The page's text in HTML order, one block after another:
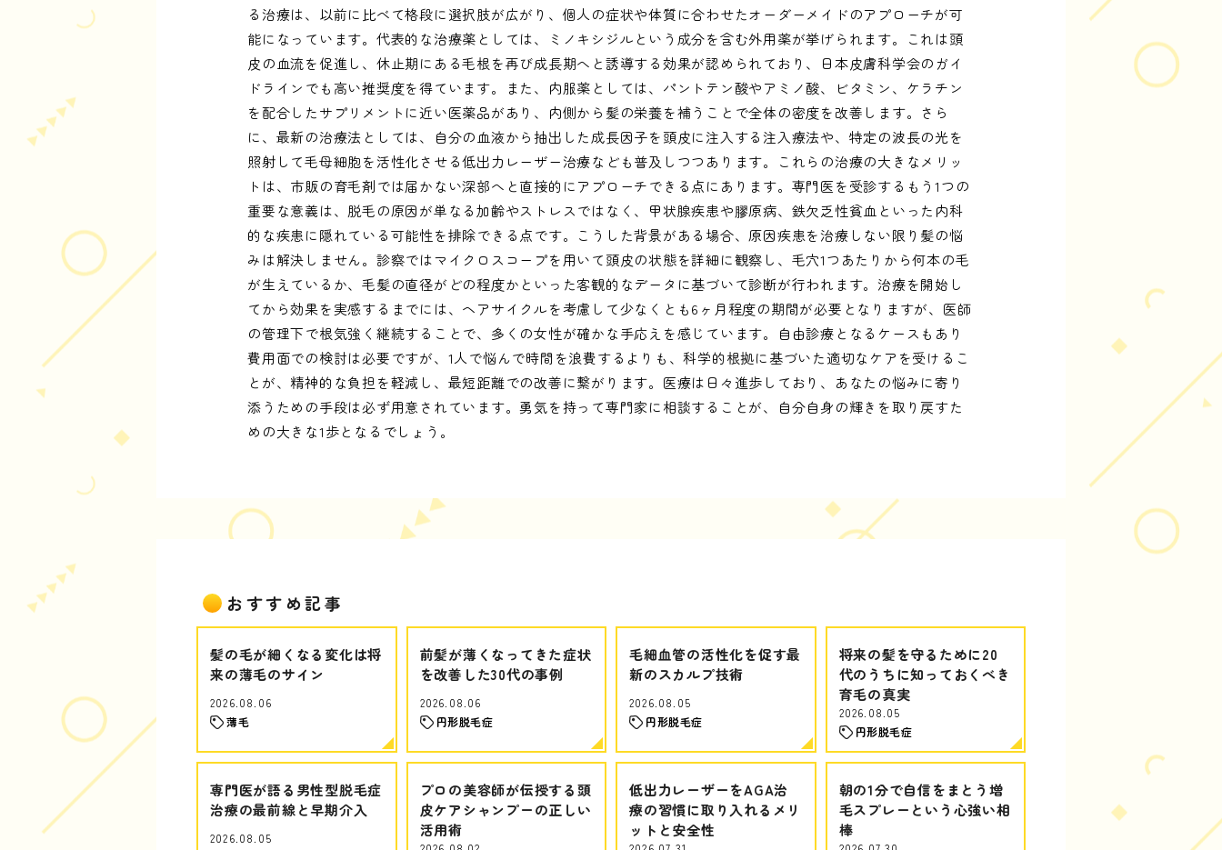
る治療は、以前に比べて格段に選択肢が広がり、個人の症状や体質に合わせたオーダーメイドのアプローチが可
能になっています。代表的な治療薬としては、ミノキシジルという成分を含む外用薬が挙げられます。これは頭
皮の血流を促進し、休止期にある毛根を再び成長期へと誘導する効果が認められており、日本皮膚科学会のガイ
ドラインでも高い推奨度を得ています。また、内服薬としては、パントテン酸やアミノ酸、ビタミン、ケラチン
を配合したサプリメントに近い医薬品があり、内側から髪の栄養を補うことで全体の密度を改善します。さら
に、最新の治療法としては、自分の血液から抽出した成長因子を頭皮に注入する注入療法や、特定の波長の光を
照射して毛母細胞を活性化させる低出力レーザー治療なども普及しつつあります。これらの治療の大きなメリッ
トは、市販の育毛剤では届かない深部へと直接的にアプローチできる点にあります。専門医を受診するもう1つの
重要な意義は、脱毛の原因が単なる加齢やストレスではなく、甲状腺疾患や膠原病、鉄欠乏性貧血といった内科
的な疾患に隠れている可能性を排除できる点です。こうした背景がある場合、原因疾患を治療しない限り髪の悩
みは解決しません。診察ではマイクロスコープを用いて頭皮の状態を詳細に観察し、毛穴1つあたりから何本の毛
が生えているか、毛髪の直径がどの程度かといった客観的なデータに基づいて診断が行われます。治療を開始し
てから効果を実感するまでには、ヘアサイクルを考慮して少なくとも6ヶ月程度の期間が必要となりますが、医師
の管理下で根気強く継続することで、多くの女性が確かな手応えを感じています。自由診療となるケースもあり
費用面での検討は必要ですが、1人で悩んで時間を浪費するよりも、科学的根拠に基づいた適切なケアを受けるこ
とが、精神的な負担を軽減し、最短距離での改善に繋がります。医療は日々進歩しており、あなたの悩みに寄り
添うための手段は必ず用意されています。勇気を持って専門家に相談することが、自分自身の輝きを取り戻すた
めの大きな1歩となるでしょう。
おすすめ記事
髪の毛が細くなる変化は将
来の薄毛のサイン
2026.08.06
薄毛
前髪が薄くなってきた症状
を改善した30代の事例
2026.08.06
円形脱毛症
毛細血管の活性化を促す最
新のスカルプ技術
2026.08.05
円形脱毛症
将来の髪を守るために20
代のうちに知っておくべき
育毛の真実
2026.08.05
円形脱毛症
専門医が語る男性型脱毛症
治療の最前線と早期介入
2026.08.05
プロの美容師が伝授する頭
皮ケアシャンプーの正しい
活用術
低出力レーザーをAGA治
療の習慣に取り入れるメリ
ットと安全性
朝の1分で自信をまとう増
毛スプレーという心強い相
棒